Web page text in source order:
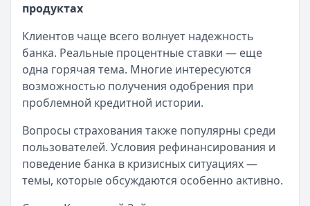
продуктах
Клиентов чаще всего волнует надежность
банка. Реальные процентные ставки — еще
одна горячая тема. Многие интересуются
возможностью получения одобрения при
проблемной кредитной истории.
Вопросы страхования также популярны среди
пользователей. Условия рефинансирования и
поведение банка в кризисных ситуациях —
темы, которые обсуждаются особенно активно.